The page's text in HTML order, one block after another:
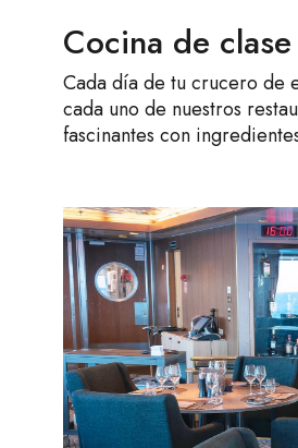
Cocina de
Cada día de tu crucero de
cada uno de nuestros
fascinantes con